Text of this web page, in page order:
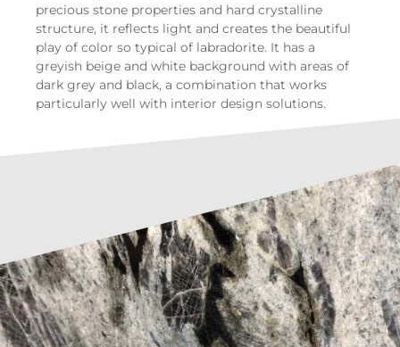
precious stone properties and hard crystalline
structure, it reflects light and creates the beautiful
play of color so typical of labradorite. It has a
greyish beige and white background with areas of
dark grey and black, a combination that works
particularly well with interior design solutions.